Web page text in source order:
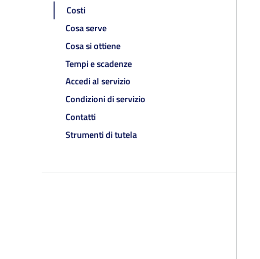
Costi
Cosa serve
Cosa si ottiene
Tempi e scadenze
Accedi al servizio
Condizioni di servizio
Contatti
Strumenti di tutela